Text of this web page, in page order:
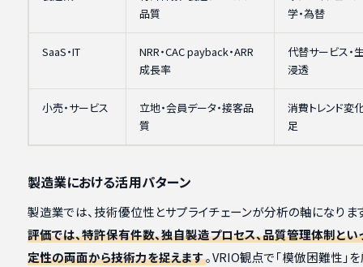
品質
学・為替
SaaS・IT
NRR・CAC payback・ARR
成長率
代替サービス・
浸透
小売・サービス
立地・会員データ・接客品
質
消費トレンド変
足
製造業における活用パターン
製造業では、技術優位性とサプライチェーンが分析の軸になりま
評価では、特許保有件数、独自製造プロセス、品質管理体制とい
定性の両面から技術力を捉えます。VRIO観点で「模倣困難性」